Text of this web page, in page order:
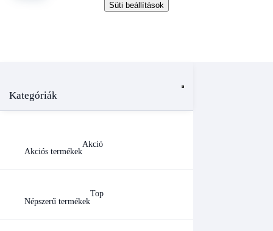
Süti beállítások
Kategóriák
Akciós termékek
Akció
Népszerű termékek
Top